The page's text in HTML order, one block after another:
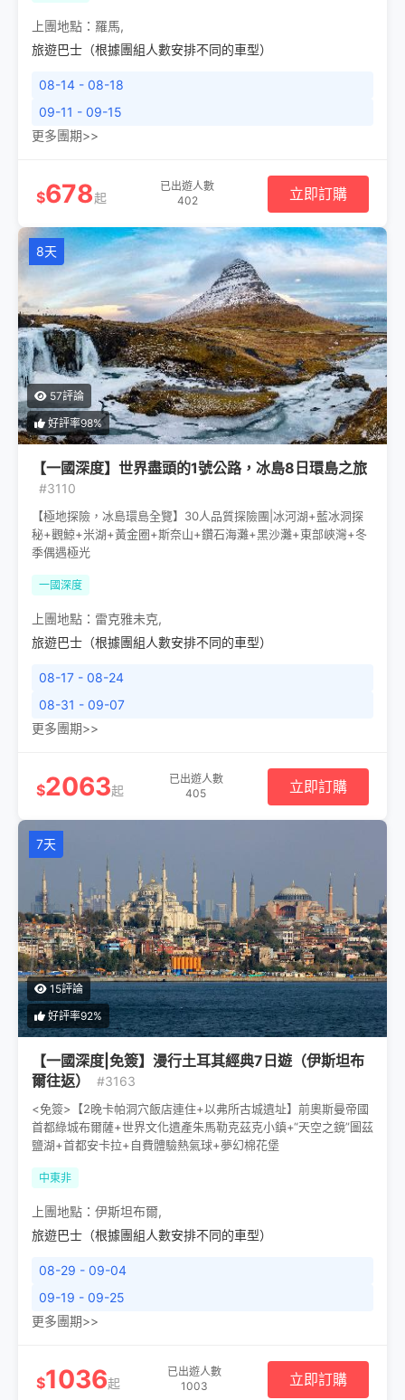
上團地點： 羅馬,
旅遊巴士（根據團組人數安排不同的車型）
08-14 - 08-18
09-11 - 09-15
更多團期>>
$678起
已出遊人數
402
立即訂購
8天
57評論
好評率98%
【一國深度】世界盡頭的1號公路，冰島8日環島之旅
#3110
【極地探險，冰島環島全覽】30人品質探險團|冰河湖+藍冰洞探
秘+觀鯨+米湖+黃金圈+斯奈山+鑽石海灘+黑沙灘+東部峽灣+冬
季偶遇極光
一國深度
上團地點： 雷克雅未克,
旅遊巴士（根據團組人數安排不同的車型）
08-17 - 08-24
08-31 - 09-07
更多團期>>
$2063起
已出遊人數
405
立即訂購
7天
15評論
好評率92%
【一國深度|免簽】漫行土耳其經典7日遊（伊斯坦布
爾往返）
#3163
<免簽>【2晚卡帕洞穴飯店連住+以弗所古城遺址】前奧斯曼帝國
首都綠城布爾薩+世界文化遺產朱馬勒克茲克小鎮+“天空之鏡”圖茲
鹽湖+首都安卡拉+自費體驗熱氣球+夢幻棉花堡
中東非
上團地點： 伊斯坦布爾,
旅遊巴士（根據團組人數安排不同的車型）
08-29 - 09-04
09-19 - 09-25
更多團期>>
$1036起
已出遊人數
1003
立即訂購